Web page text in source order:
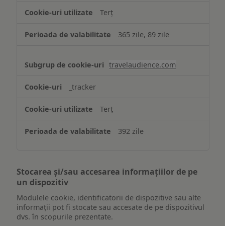
Terț
365 zile, 89 zile
travelaudience.com
_tracker
Terț
392 zile
Stocarea și/sau accesarea informațiilor de pe
un dispozitiv
Modulele cookie, identificatorii de dispozitive sau alte
informații pot fi stocate sau accesate de pe dispozitivul
dvs. în scopurile prezentate.